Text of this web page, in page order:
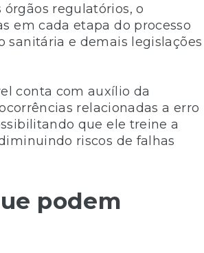
regulatórios, o
em cada etapa do processo
sanitária e demais legislações
conta com auxílio da
relacionadas a erro
que ele treine a
riscos de falhas
podem